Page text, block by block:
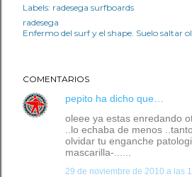
Labels: radesega surfboards
radesega
Enfermo del surf y el shape. Suelo saltar
COMENTARIOS
pepito ha dicho que…
oleee ya estas enredando
..lo echaba de menos
olvidar tu enganche
mascarilla-......
29 de noviembre de 2010 a las